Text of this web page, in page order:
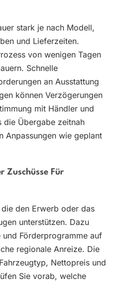
stark je nach Modell,
und Lieferzeiten.
von wenigen Tagen
Schnelle
an Ausstattung
können Verzögerungen
mit Händler und
die Übergabe zeitnah
Anpassungen wie geplant
Zuschüsse Für
den Erwerb oder das
unterstützen. Dazu
Förderprogramme auf
regionale Anreize. Die
Nettopreis und
Sie vorab, welche